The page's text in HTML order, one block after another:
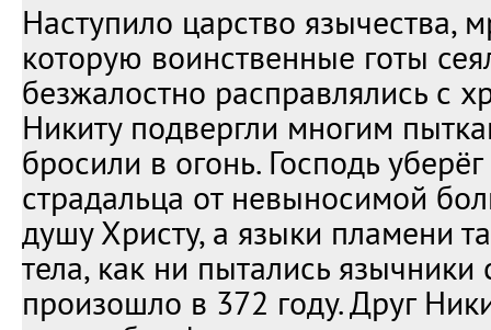
Наступило царство язычества,
которую воинственные готы
безжалостно расправлялись с
Никиту подвергли многим
бросили в огонь. Господь
страдальца от невыносимой
душу Христу, а языки пламени
тела, как ни пытались язычники
произошло в 372 году. Друг